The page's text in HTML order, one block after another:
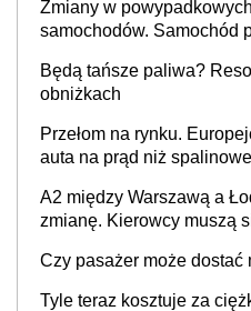
Zmiany w
samochodów. Samochód
producenta
Będą tańsze paliwa?
obniżkach
Przełom na rynku.
auta na prąd niż spalinowe
A2 między Warszawą a
zmianę. Kierowcy muszą
Czy pasażer może dostać
Tyle teraz kosztuje za